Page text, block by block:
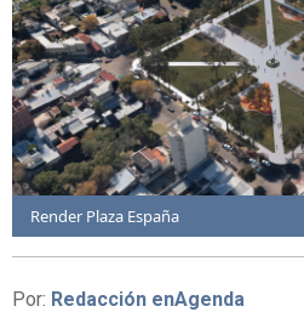
Render Plaza España
Por: Redacción enAgenda